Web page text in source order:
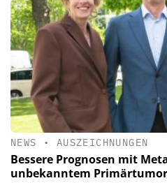
NEWS • AUSZEICHNUNGEN
Bessere Prognosen mit
unbekanntem Primärtumor